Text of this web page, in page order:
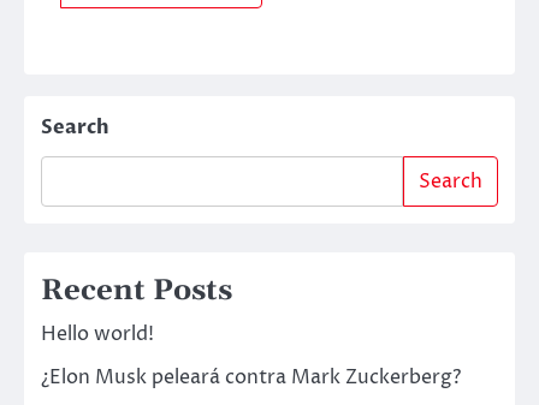
Search
Search
Recent Posts
Hello world!
¿Elon Musk peleará contra Mark Zuckerberg?